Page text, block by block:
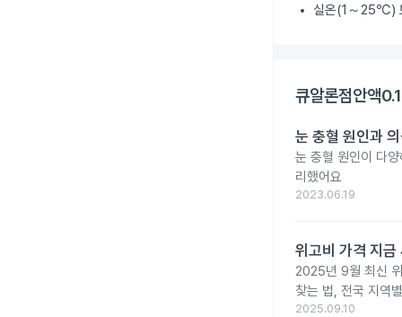
실온(1～25℃)
큐알론점안액
눈 충혈 원인과
눈 충혈 원인이 다
리했어요
2023.06.19
위고비 가격 지금
2025년 9월 최신
찾는 법, 전국 지역
2025.09.10